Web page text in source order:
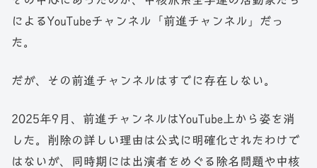
によるYouTubeチャンネル「前進チャンネル」だっ
た。
だが、その前進チャンネルはすでに存在しない。
2025年9月、前進チャンネルはYouTube上から姿を消
した。削除の詳しい理由は公式に明確化されたわけで
はないが、同時期には出演者をめぐる除名問題や中核